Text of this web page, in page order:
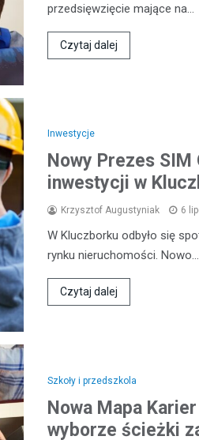
przedsięwzięcie mające na…
Czytaj dalej
Inwestycje
Nowy Prezes
inwestycji w
Krzysztof Augustyniak 6
W Kluczborku odbyło się
rynku nieruchomości. Nowo…
Czytaj dalej
Szkoły i przedszkola
Nowa Mapa
wyborze ścieżki